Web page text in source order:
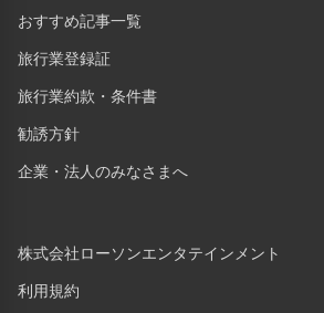
おすすめ記事一覧
旅行業登録証
旅行業約款・条件書
勧誘方針
企業・法人のみなさまへ
株式会社ローソンエンタテインメント
利用規約